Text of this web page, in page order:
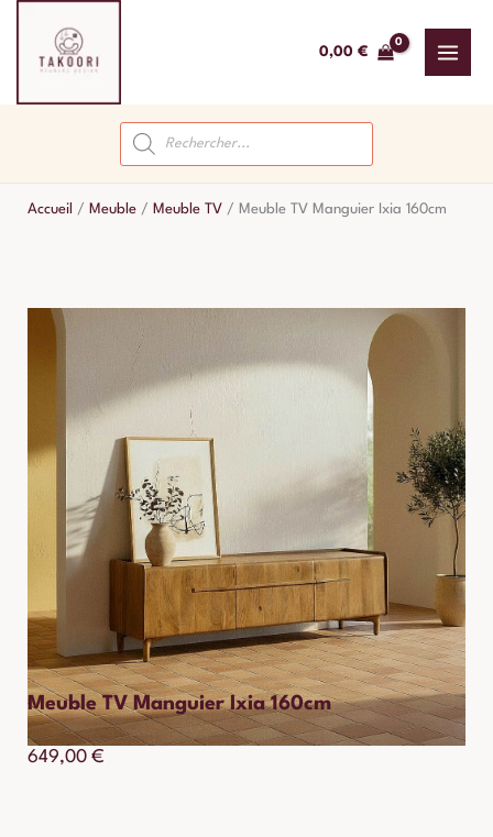
contenu
0,00 €
Recherche
de
produits
Accueil / Meuble / Meuble TV / Meuble TV Manguier Ixia 160cm
Meuble TV Manguier Ixia 160cm
649,00 €